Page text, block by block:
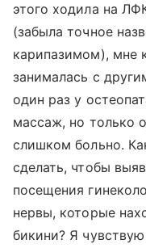
этого ходила на
(забыла точное
карипазимом), мне
занималась с
один раз у
массаж, но только
слишком больно.
сделать, чтобы
посещения
нервы, которые
бикини? Я